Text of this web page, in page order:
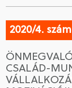
2020/4. szám
CSALÁD-